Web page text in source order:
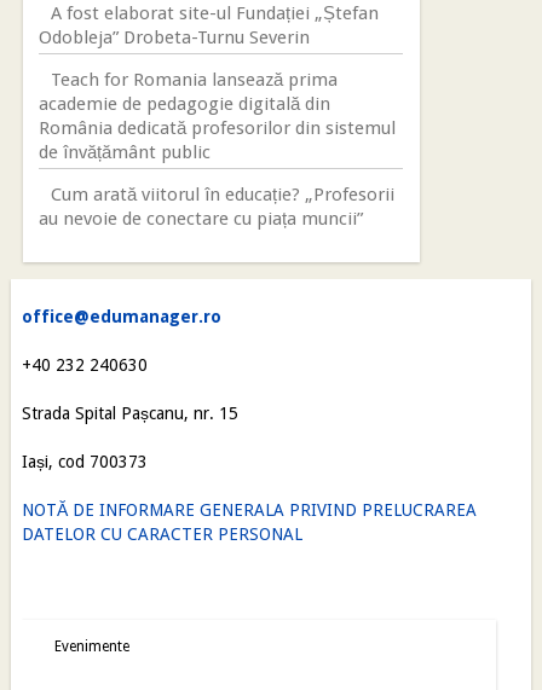
A fost elaborat site-ul Fundației „Ștefan
Odobleja” Drobeta-Turnu Severin
Teach for Romania lansează prima
academie de pedagogie digitală din
România dedicată profesorilor din sistemul
de învățământ public
Cum arată viitorul în educație? „Profesorii
au nevoie de conectare cu piața muncii”
office@edumanager.ro
+40 232 240630
Strada Spital Pașcanu, nr. 15
Iași, cod 700373
NOTĂ DE INFORMARE GENERALA PRIVIND PRELUCRAREA
DATELOR CU CARACTER PERSONAL
Evenimente